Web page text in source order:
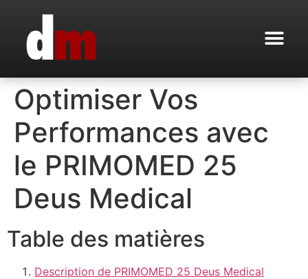
Optimiser Vos
Performances avec
le PRIMOMED 25
Deus Medical
Table des matières
Description de PRIMOMED 25 Deus Medical